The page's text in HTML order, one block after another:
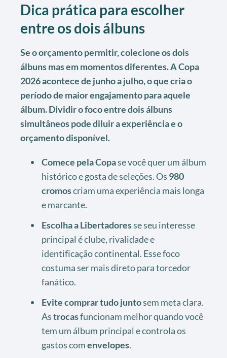
Dica prática para escolher
entre os dois álbuns
Se o orçamento permitir, colecione os dois
álbuns mas em momentos diferentes. A Copa
2026 acontece de junho a julho, o que cria o
período de maior engajamento para aquele
álbum. Dividir o foco entre dois álbuns
simultâneos pode diluir a experiência e o
orçamento disponível.
Comece pela Copase você quer um álbum
histórico e gosta de seleções. Os 980
cromoscriam uma experiência mais longa
e marcante.
Escolha a Libertadoresse seu interesse
principal é clube, rivalidade e
identificação continental. Esse foco
costuma ser mais direto para torcedor
fanático.
Evite comprar tudo juntosem meta clara.
Astrocasfuncionam melhor quando você
tem um álbum principal e controla os
gastos comenvelopes.